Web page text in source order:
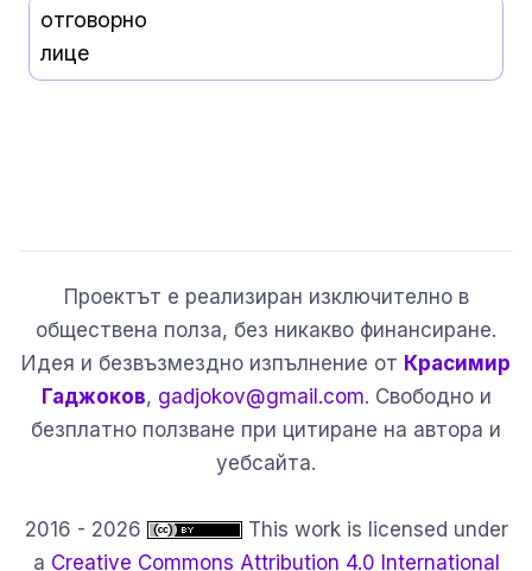
отговорно
лице
Проектът е реализиран изключително в
обществена полза, без никакво финансиране.
Идея и безвъзмездно изпълнение от Красимир
Гаджоков, gadjokov@gmail.com. Свободно и
безплатно ползване при цитиране на автора и
уебсайта.
2016 - 2026
This work is licensed under
a Creative Commons Attribution 4.0 International